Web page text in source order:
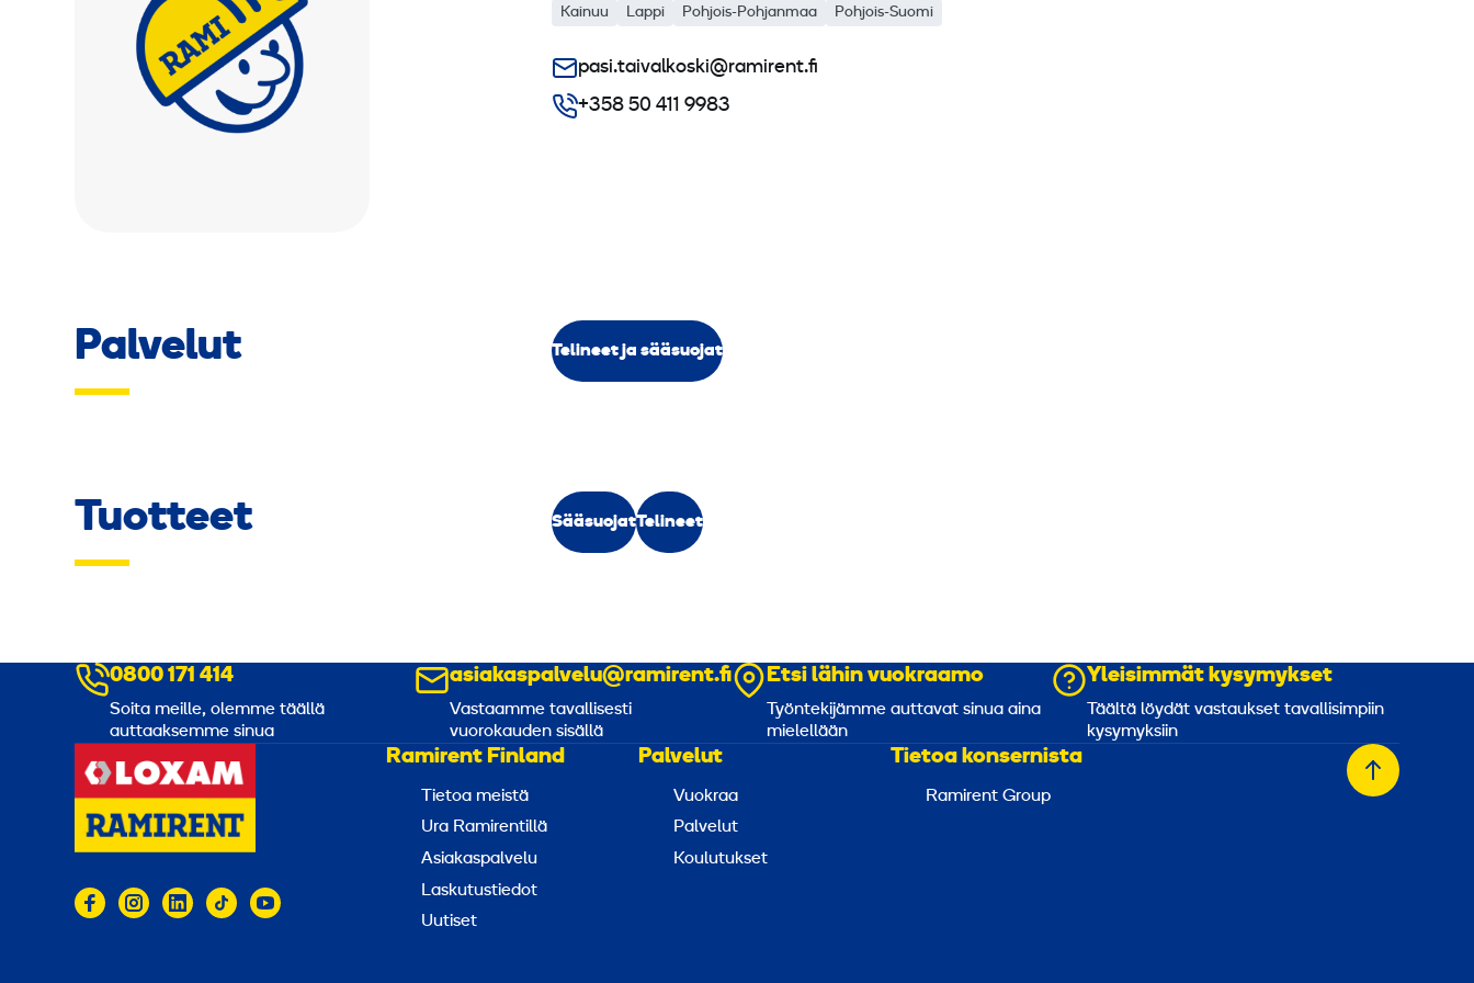
Kainuu Lappi Pohjois-Pohjanmaa Pohjois-Suomi
pasi.taivalkoski@ramirent.fi
+358 50 411 9983
Palvelut Telineet ja sääsuojat
Tuotteet SääsuojatTelineet
0800 171 414
Soita meille, olemme täällä
auttaaksemme sinua
asiakaspalvelu@ramirent.fi
Vastaamme tavallisesti
vuorokauden sisällä
Etsi lähin vuokraamo
Työntekijämme auttavat sinua aina
mielellään
Yleisimmät kysymykset
Täältä löydät vastaukset tavallisimpiin
kysymyksiin
Ramirent Finland
Tietoa meistä
Ura Ramirentillä
Asiakaspalvelu
Laskutustiedot
Uutiset
Palvelut
Vuokraa
Palvelut
Koulutukset
Tietoa konsernista
Ramirent Group
Takaisin